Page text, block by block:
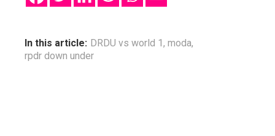
In this article: DRDU vs world 1, moda,
rpdr down under